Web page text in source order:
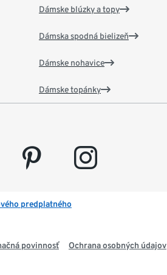
Dámske blúzky a topy
Dámska spodná bielizeň
Dámske nohavice
Dámske topánky
pinterest instagram
predplatného
povinnosť Ochrana osobných údajov